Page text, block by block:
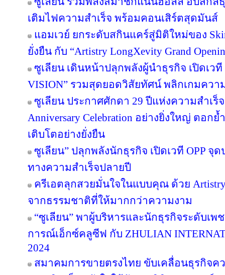
เติมไฟความสำเร็จ พร้อมคอนเสิร์ตสุดมันส์
แอมเวย์ ยกระดับสกินแคร์สู่มิติใหม่ของ
ยั่งยืน กับ “Artistry LongXevity Grand
ซูเลียน เดินหน้าปลุกพลังผู้นำธุรกิจ เปิดเวที
VISION” รวมสุดยอดวิสัยทัศน์ พลิกเกมคว
ซูเลียน ประกาศศักดา 29 ปีแห่งความสำเร็
Anniversary Celebration อย่างยิ่งใหญ่ ตอก
เติบโตอย่างยั่งยืน
ซูเลียน” ปลุกพลังนักธุรกิจ เปิดเวที OPP จุ
ทางความสำเร็จปลายปี
ครีเอตลุกสวยมั่นใจในแบบคุณ ด้วย
จากธรรมชาติที่ให้มากกว่าความงาม
“ซูเลียน” พาผู้บริหารและนักธุรกิจระดับเ
การณ์เอ็กซ์คลูซีฟ กับ ZHULIAN
2024
สมาคมการขายตรงไทย ขับเคลื่อนธุรกิจ